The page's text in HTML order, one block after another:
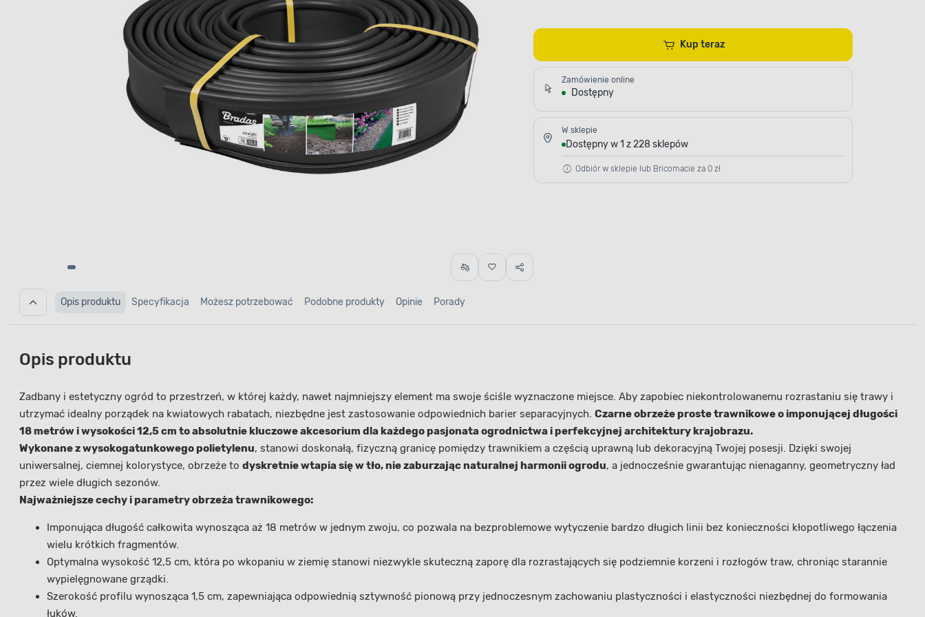
Kup teraz
Zamówienie online
Dostępny
W sklepie
Dostępny w 1 z 228 sklepów
Odbiór w sklepie lub Bricomacie za 0 zł
Opis produktu Specyfikacja Możesz potrzebować Podobne produkty Opinie Porady
Opis produktu
Zadbany i estetyczny ogród to przestrzeń, w której każdy, nawet najmniejszy element ma swoje ściśle wyznaczone miejsce. Aby zapobiec niekontrolowanemu rozrastaniu się trawy i
utrzymać idealny porządek na kwiatowych rabatach, niezbędne jest zastosowanie odpowiednich barier separacyjnych. Czarne obrzeże proste trawnikowe o imponującej długości
18 metrów i wysokości 12,5 cm to absolutnie kluczowe akcesorium dla każdego pasjonata ogrodnictwa i perfekcyjnej architektury krajobrazu.
Wykonane z wysokogatunkowego polietylenu, stanowi doskonałą, fizyczną granicę pomiędzy trawnikiem a częścią uprawną lub dekoracyjną Twojej posesji. Dzięki swojej
uniwersalnej, ciemnej kolorystyce, obrzeże to dyskretnie wtapia się w tło, nie zaburzając naturalnej harmonii ogrodu, a jednocześnie gwarantując nienaganny, geometryczny ład
przez wiele długich sezonów.
Najważniejsze cechy i parametry obrzeża trawnikowego:
Imponująca długość całkowita wynosząca aż 18 metrów w jednym zwoju, co pozwala na bezproblemowe wytyczenie bardzo długich linii bez konieczności kłopotliwego łączenia
wielu krótkich fragmentów.
Optymalna wysokość 12,5 cm, która po wkopaniu w ziemię stanowi niezwykle skuteczną zaporę dla rozrastających się podziemnie korzeni i rozłogów traw, chroniąc starannie
wypielęgnowane grządki.
Szerokość profilu wynosząca 1,5 cm, zapewniająca odpowiednią sztywność pionową przy jednoczesnym zachowaniu plastyczności i elastyczności niezbędnej do formowania
łuków.